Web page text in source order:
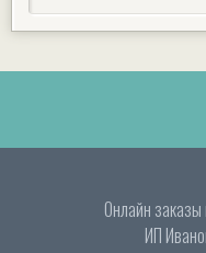
Онлайн заказы
ИП